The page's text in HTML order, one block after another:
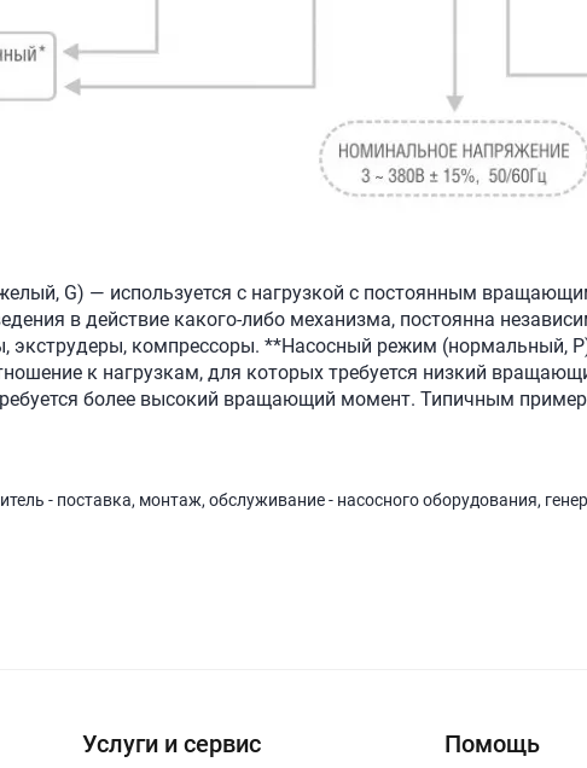
G) — используется с нагрузкой с постоянным
в действие какого-либо механизма, постоянна
экструдеры, компрессоры. **Насосный режим (нормальный,
к нагрузкам, для которых требуется низкий
более высокий вращающий момент. Типичным
- поставка, монтаж, обслуживание - насосного оборудования,
Услуги и сервис Помощь